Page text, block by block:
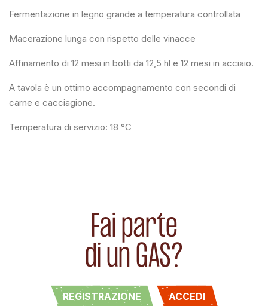
Fermentazione in legno grande a temperatura controllata
Macerazione lunga con rispetto delle vinacce
Affinamento di 12 mesi in botti da 12,5 hl e 12 mesi in acciaio.
A tavola è un ottimo accompagnamento con secondi di
carne e cacciagione.
Temperatura di servizio: 18 °C
Fai parte
di un GAS?
REGISTRAZIONE ACCEDI